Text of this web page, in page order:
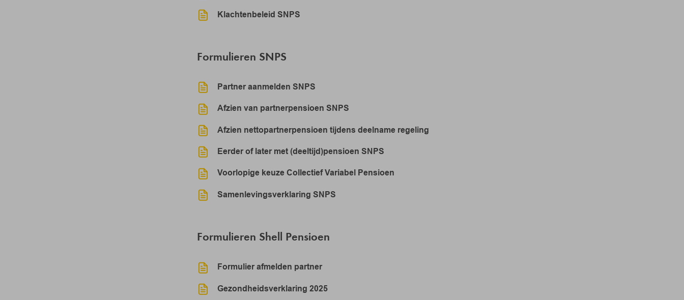
Klachtenbeleid SNPS
Formulieren SNPS
Partner aanmelden SNPS
Afzien van partnerpensioen SNPS
Afzien nettopartnerpensioen tijdens deelname regeling
Eerder of later met (deeltijd)pensioen SNPS
Voorlopige keuze Collectief Variabel Pensioen
Samenlevingsverklaring SNPS
Formulieren Shell Pensioen
Formulier afmelden partner
Gezondheidsverklaring 2025